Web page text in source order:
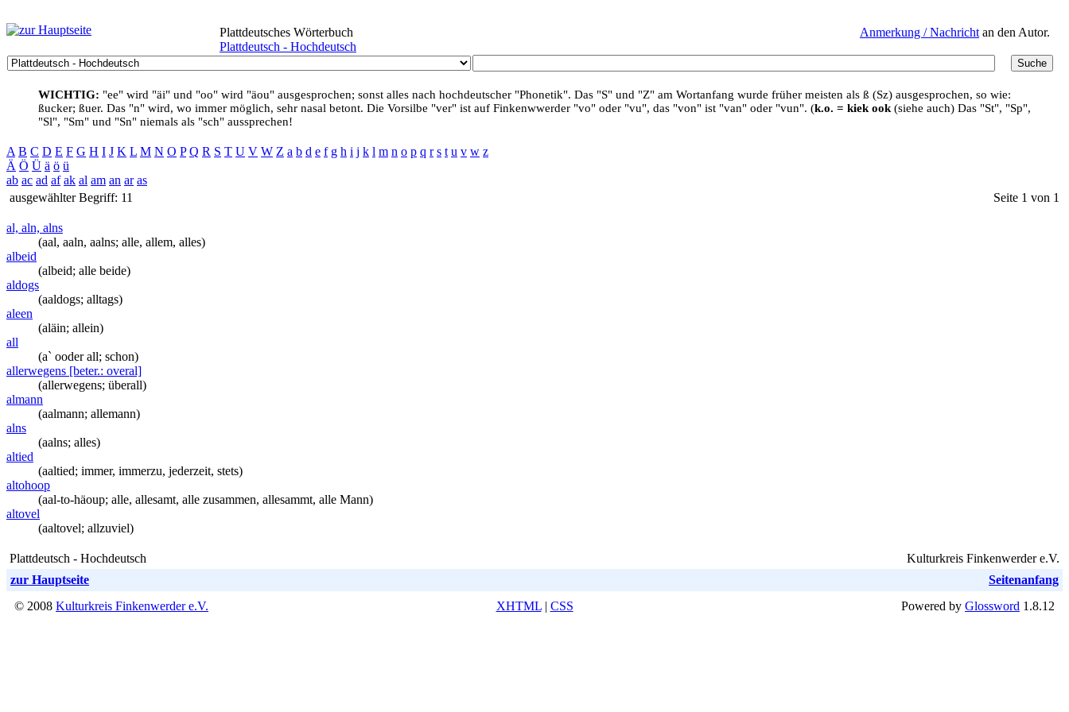
Anmerkung / Nachricht an den Autor.
Plattdeutsches Wörterbuch
Plattdeutsch - Hochdeutsch
WICHTIG: "ee" wird "äi" und "oo" wird "äou" ausgesprochen; sonst alles nach hochdeutscher "Phonetik". Das "S" und "Z" am Wortanfang wurde früher meisten als ß (Sz) ausgesprochen, so wie:
ßucker; ßuer. Das "n" wird, wo immer möglich, sehr nasal betont. Die Vorsilbe "ver" ist auf Finkenwwerder "vo" oder "vu", das "von" ist "van" oder "vun". (k.o. = kiek ook (siehe auch) Das "St", "Sp",
"Sl", "Sm" und "Sn" niemals als "sch" aussprechen!
A B C D E F G H I J K L M N O P Q R S T U V W Z a b d e f g h i j k l m n o p q r s t u v w z
Ä Ö Ü ä ö ü
ab ac ad af ak al am an ar as
ausgewählter Begriff: 11
Seite 1 von 1
al, aln, alns
(aal, aaln, aalns; alle, allem, alles)
albeid
(albeid; alle beide)
aldogs
(aaldogs; alltags)
aleen
(aläin; allein)
all
(a` ooder all; schon)
allerwegens [beter.: overal]
(allerwegens; überall)
almann
(aalmann; allemann)
alns
(aalns; alles)
altied
(aaltied; immer, immerzu, jederzeit, stets)
altohoop
(aal-to-häoup; alle, allesamt, alle zusammen, allesammt, alle Mann)
altovel
(aaltovel; allzuviel)
Plattdeutsch - Hochdeutsch
Kulturkreis Finkenwerder e.V.
zur Hauptseite
Seitenanfang
© 2008 Kulturkreis Finkenwerder e.V. XHTML| CSS Powered by Glossword 1.8.12